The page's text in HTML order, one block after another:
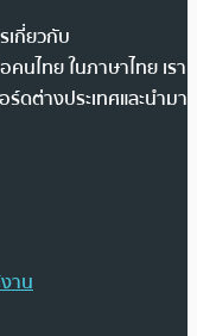
เกี่ยวกับ
นไทย ในภาษาไทย เรา
ดต่างประเทศและนำมา
าน